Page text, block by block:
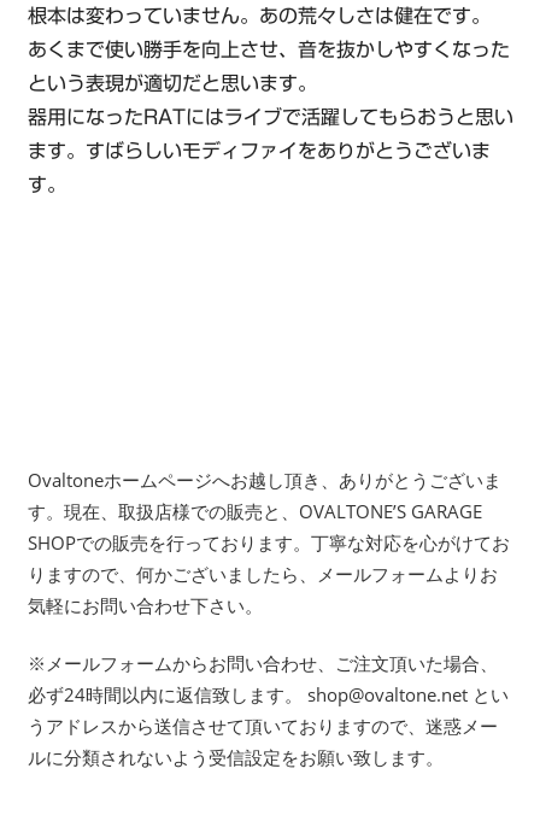
根本は変わっていません。あの荒々しさは健在です。
あくまで使い勝手を向上させ、音を抜かしやすくなった
という表現が適切だと思います。
器用になったRATにはライブで活躍してもらおうと思い
ます。すばらしいモディファイをありがとうございま
す。
Ovaltoneホームページへお越し頂き、ありがとうございま
す。現在、取扱店様での販売と、OVALTONE’S GARAGE
SHOPでの販売を行っております。丁寧な対応を心がけてお
りますので、何かございましたら、メールフォームよりお
気軽にお問い合わせ下さい。
※メールフォームからお問い合わせ、ご注文頂いた場合、
必ず24時間以内に返信致します。 shop@ovaltone.net とい
うアドレスから送信させて頂いておりますので、迷惑メー
ルに分類されないよう受信設定をお願い致します。